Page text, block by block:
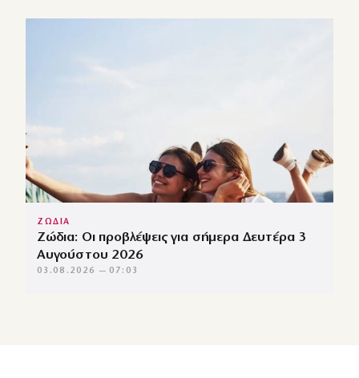
ΖΩΔΙΑ
Ζώδια: Οι προβλέψεις για σήμερα Δευτέρα 3
Αυγούστου 2026
03.08.2026 — 07:03